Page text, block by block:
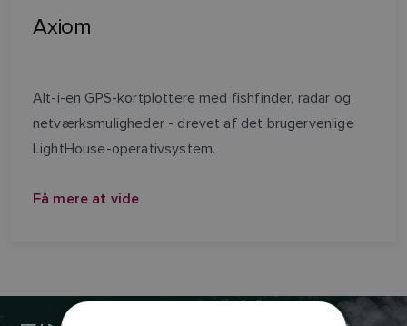
Axiom
Alt-i-en GPS-kortplottere med fishfinder, radar og
netværksmuligheder - drevet af det brugervenlige
LightHouse-operativsystem.
Få mere at vide